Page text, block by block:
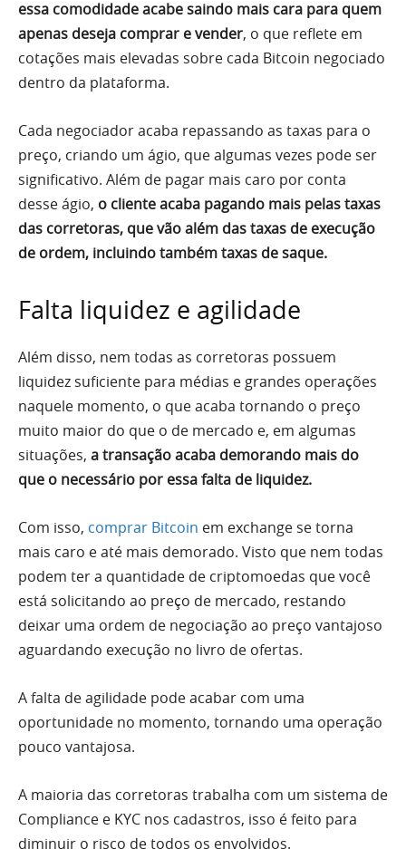
essa comodidade acabe saindo mais cara para quem
apenas deseja comprar e vender, o que reflete em
cotações mais elevadas sobre cada Bitcoin negociado
dentro da plataforma.
Cada negociador acaba repassando as taxas para o
preço, criando um ágio, que algumas vezes pode ser
significativo. Além de pagar mais caro por conta
desse ágio, o cliente acaba pagando mais pelas taxas
das corretoras, que vão além das taxas de execução
de ordem, incluindo também taxas de saque.
Falta liquidez e agilidade
Além disso, nem todas as corretoras possuem
liquidez suficiente para médias e grandes operações
naquele momento, o que acaba tornando o preço
muito maior do que o de mercado e, em algumas
situações, a transação acaba demorando mais do
que o necessário por essa falta de liquidez.
Com isso, comprar Bitcoin em exchange se torna
mais caro e até mais demorado. Visto que nem todas
podem ter a quantidade de criptomoedas que você
está solicitando ao preço de mercado, restando
deixar uma ordem de negociação ao preço vantajoso
aguardando execução no livro de ofertas.
A falta de agilidade pode acabar com uma
oportunidade no momento, tornando uma operação
pouco vantajosa.
A maioria das corretoras trabalha com um sistema de
Compliance e KYC nos cadastros, isso é feito para
diminuir o risco de todos os envolvidos.